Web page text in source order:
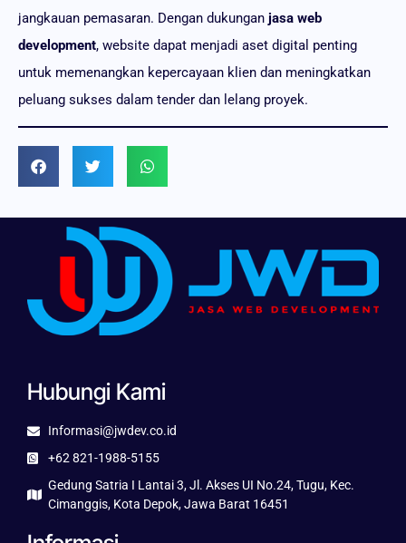
jangkauan pemasaran. Dengan dukungan jasa web
development, website dapat menjadi aset digital penting
untuk memenangkan kepercayaan klien dan meningkatkan
peluang sukses dalam tender dan lelang proyek.
Hubungi Kami
Informasi@jwdev.co.id
+62 821-1988-5155
Gedung Satria I Lantai 3, Jl. Akses UI No.24, Tugu, Kec.
Cimanggis, Kota Depok, Jawa Barat 16451